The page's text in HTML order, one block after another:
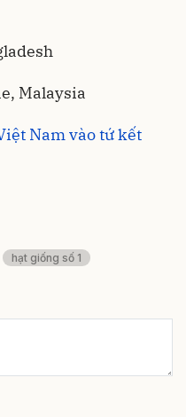
Malaysia
Nam vào tứ kết
hạt giống số 1